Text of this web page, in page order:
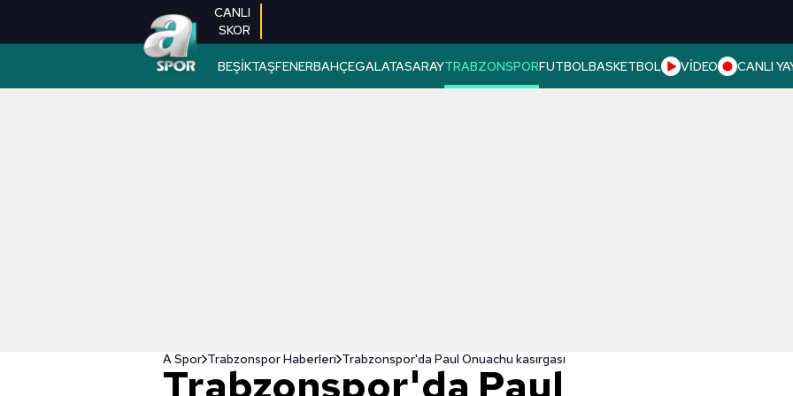
CANLI
SKOR
BEŞİKTAŞFENERBAHÇEGALATASARAYTRABZONSPORFUTBOLBASKETBOL VİDEO CANLI
A Spor Trabzonspor Haberleri Trabzonspor'da Paul Onuachu kasırgası
Trabzonspor'da Paul